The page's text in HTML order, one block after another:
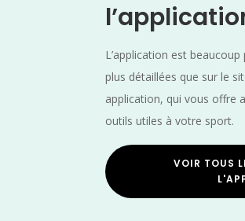
L’application est
plus détaillées que sur le
application, qui vous offre
outils utiles à votre sport.
VOIR TOUS